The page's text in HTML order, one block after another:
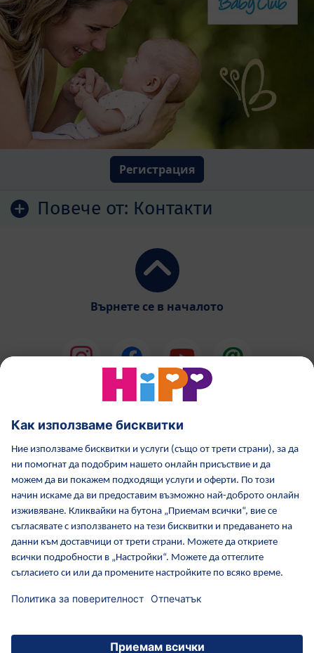
Регистрация
Повече от: Контакти
Върнете се в началото
Грижа за кожата от HiPP
HiPP по време бременност
Политика за поверителност
Общи условия
Отпечатване
Повече за HiPP Контакти